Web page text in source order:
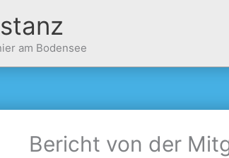
am Bodensee
Bericht von der